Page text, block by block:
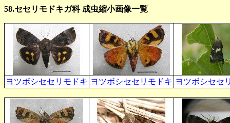
58.セセリモドキガ科 成虫縮小画像一覧
ヨツボシセセリモドキ ヨツボシセセリモドキ ヨツボシセセ